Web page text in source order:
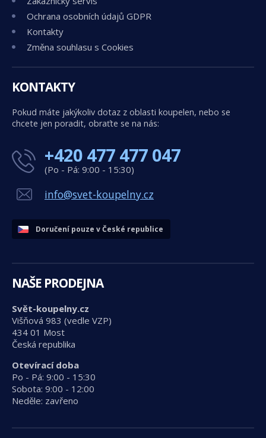
Ochrana osobních údajů GDPR
Kontakty
Změna souhlasu s Cookies
KONTAKTY
Pokud máte jakýkoliv dotaz z oblasti koupelen, nebo se
chcete jen poradit, obraťte se na nás:
+420 477 477 047
(Po - Pá: 9:00 - 15:30)
info@svet-koupelny.cz
Doručení pouze v České republice
NAŠE PRODEJNA
Svět-koupelny.cz
Višňová 983 (vedle VZP)
434 01 Most
Česká republika
Otevírací doba
Po - Pá: 9:00 - 15:30
Sobota: 9:00 - 12:00
Neděle: zavřeno